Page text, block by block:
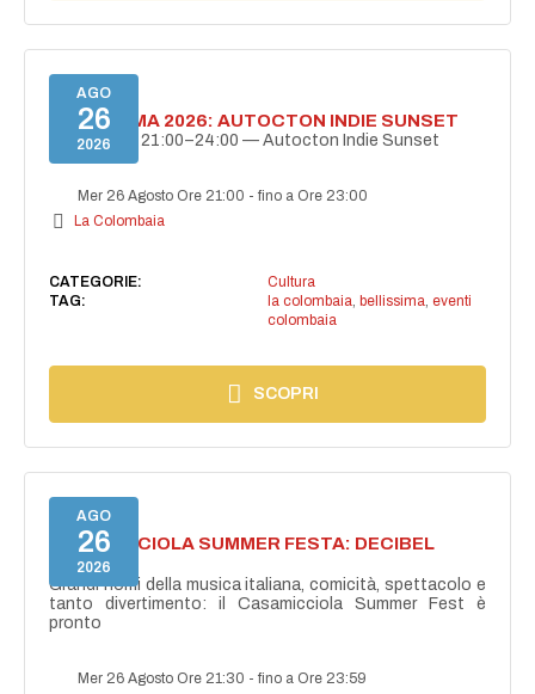
AGO
26
2026
BELLISSIMA 2026: AUTOCTON INDIE SUNSET
26 agosto | 21:00–24:00 — Autocton Indie Sunset
Mer 26 Agosto Ore 21:00 -fino a Ore 23:00
La Colombaia
CATEGORIE:
Cultura
TAG:
la colombaia, bellissima, eventi
colombaia
SCOPRI
AGO
26
2026
CASAMICCIOLA SUMMER FESTA: DECIBEL
BELLINI
Grandi nomi della musica italiana, comicità, spettacolo e
tanto divertimento: il Casamicciola Summer Fest è
pronto
Mer 26 Agosto Ore 21:30 -fino a Ore 23:59